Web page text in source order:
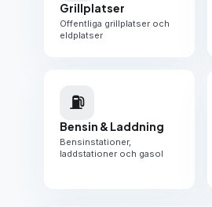
Grillplatser
Offentliga grillplatser och
eldplatser
⛽
Bensin & Laddning
Bensinstationer,
laddstationer och gasol